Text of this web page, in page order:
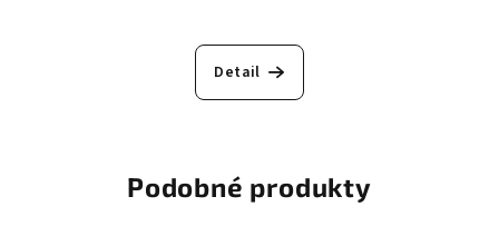
Detail
Podobné produkty